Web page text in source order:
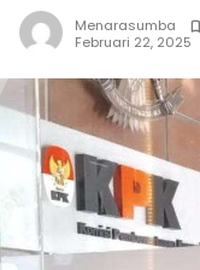
Menarasumba
Februari 22, 2025